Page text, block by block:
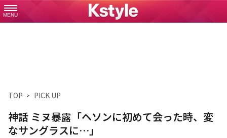
MENU
TOP PICK UP
神話 ミヌ暴露「ヘソンに初めて会った時、変
なサングラスに…」